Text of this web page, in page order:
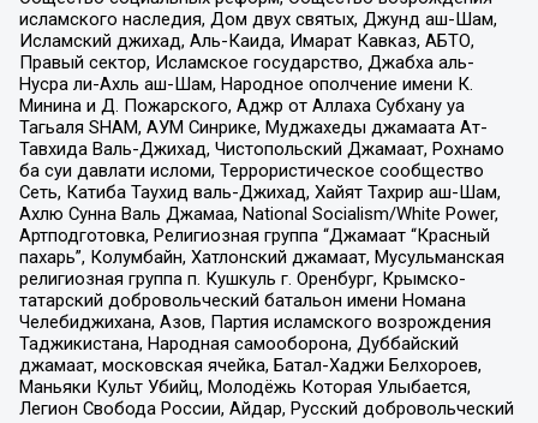
исламского наследия, Дом двух святых, Джунд аш-Шам,
Исламский джихад, Аль-Каида, Имарат Кавказ, АБТО,
Правый сектор, Исламское государство, Джабха аль-
Нусра ли-Ахль аш-Шам, Народное ополчение имени К.
Минина и Д. Пожарского, Аджр от Аллаха Субхану уа
Тагьаля SHAM, АУМ Синрике, Муджахеды джамаата Ат-
Тавхида Валь-Джихад, Чистопольский Джамаат, Рохнамо
ба суи давлати исломи, Террористическое сообщество
Сеть, Катиба Таухид валь-Джихад, Хайят Тахрир аш-Шам,
Ахлю Сунна Валь Джамаа, National Socialism/White Power,
Артподготовка, Религиозная группа “Джамаат “Красный
пахарь”, Колумбайн, Хатлонский джамаат, Мусульманская
религиозная группа п. Кушкуль г. Оренбург, Крымско-
татарский добровольческий батальон имени Номана
Челебиджихана, Азов, Партия исламского возрождения
Таджикистана, Народная самооборона, Дуббайский
джамаат, московская ячейка, Батал-Хаджи Белхороев,
Маньяки Культ Убийц, Молодёжь Которая Улыбается,
Легион Свобода России, Айдар, Русский добровольческий